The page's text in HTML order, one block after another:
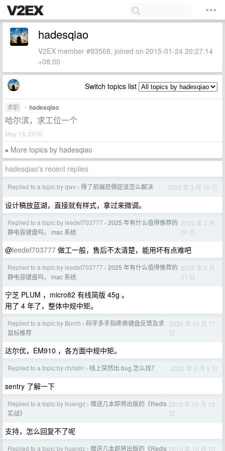
hadesqiao
V2EX member #93568, joined on 2015-01-24 20:27:14
+08:00
Switch topics list
求职 • hadesqiao
哈尔滨，求工位一个
May 13, 2016
» More topics by hadesqiao
hadesqiao's recent replies
Replied to a topic by qwx › 得了前端恐惧症该怎么解决 2025 年 3 月 19 日
设计稿放蓝湖，直接就有样式，拿过来微调。
Replied to a topic by leedef703777 › 2025 年有什么值得推荐的
静电容键盘吗， mac 系统
2025 年 2 月
26 日
@leedef703777 做工一般，售后不太清楚，能用坏有点难吧
Replied to a topic by leedef703777 › 2025 年有什么值得推荐的
静电容键盘吗， mac 系统
2025 年 2 月
21 日
宁芝 PLUM ，micro82 有线简版 45g 。
用了 4 年了，整体中规中矩。
Replied to a topic by Borch › 码字多手指疼换键盘反馈及求
鼠标推荐
2024 年 10 月 17
日
达尔优，EM910 ，各方面中规中矩。
Replied to a topic by christin › 线上突然出 bug 怎么找？ 2022 年 5 月 5 日
sentry 了解一下
Replied to a topic by huangz › 赠送几本即将出版的《Redis
实战》
2015 年 10 月 13
日
支持，怎么回复不了呢
Replied to a topic by huangz › 赠送几本即将出版的《Redis 2015 年 10 月 13